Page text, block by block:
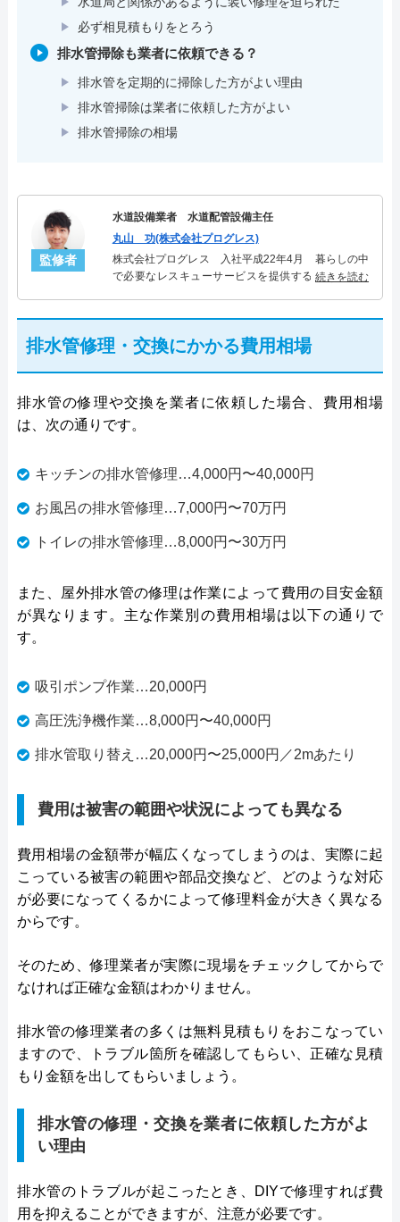
必ず相見積もりをとろう
排水管掃除も業者に依頼できる？
排水管を定期的に掃除した方がよい理由
排水管掃除は業者に依頼した方がよい
排水管掃除の相場
監修者
水道設備業者 水道配管設備主任
丸山 功(株式会社プログレス)
株式会社プログレス 入社平成22年4月 暮らしの中
で必要なレスキューサービスを提供する株式会社プ
シャリスト。
続きを読む
排水管修理・交換にかかる費用相場
排水管の修理や交換を業者に依頼した場合、費用相場
は、次の通りです。
キッチンの排水管修理…4,000円〜40,000円
お風呂の排水管修理…7,000円〜70万円
トイレの排水管修理…8,000円〜30万円
また、屋外排水管の修理は作業によって費用の目安金額
が異なります。主な作業別の費用相場は以下の通りで
す。
吸引ポンプ作業…20,000円
高圧洗浄機作業…8,000円〜40,000円
排水管取り替え…20,000円〜25,000円／2mあたり
費用は被害の範囲や状況によっても異なる
費用相場の金額帯が幅広くなってしまうのは、実際に起
こっている被害の範囲や部品交換など、どのような対応
が必要になってくるかによって修理料金が大きく異なる
からです。
そのため、修理業者が実際に現場をチェックしてからで
なければ正確な金額はわかりません。
排水管の修理業者の多くは無料見積もりをおこなってい
ますので、トラブル箇所を確認してもらい、正確な見積
もり金額を出してもらいましょう。
排水管の修理・交換を業者に依頼した方がよ
い理由
排水管のトラブルが起こったとき、DIYで修理すれば費
用を抑えることができますが、注意が必要です。